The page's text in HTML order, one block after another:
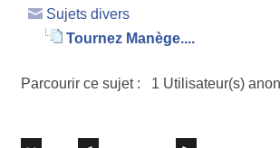
Sujets divers
Tournez Manège....
Parcourir ce sujet : 1 Utilisateur(s)